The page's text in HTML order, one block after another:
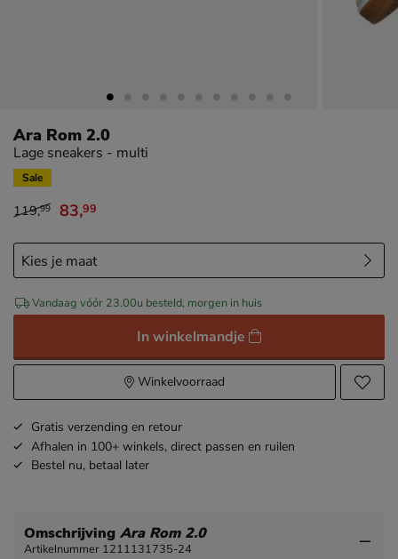
Ara Rom 2.0
Lage sneakers - multi
Sale
van € 119,99 voor € 83,99
119,99 83,99
Vandaag vóór 23.00u besteld, morgen in huis
In winkelmandje
Winkelvoorraad
Gratis verzending en retour
Afhalen in 100+ winkels, direct passen en ruilen
Bestel nu, betaal later
Omschrijving Ara Rom 2.0
Artikelnummer 1211131735-24